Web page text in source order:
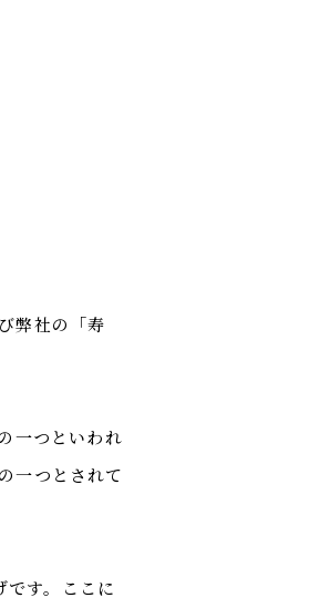
弊社の「寿
一つといわれ
一つとされて
す。ここに